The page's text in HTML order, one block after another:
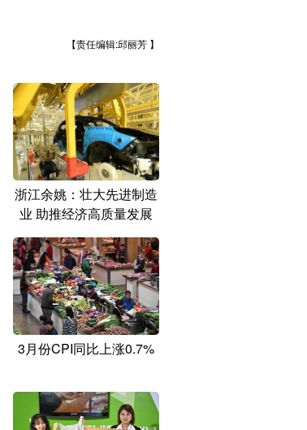
【责任编辑:邱丽芳 】
浙江余姚：壮大先进制造
业 助推经济高质量发展
3月份CPI同比上涨0.7%